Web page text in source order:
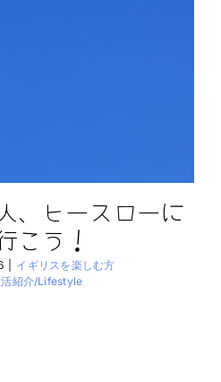
、ヒースローに
こう！
イギリスを楽しむ方
活紹介/Lifestyle